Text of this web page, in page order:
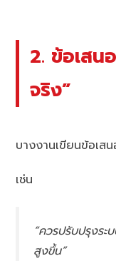
2. ข้อเสน
จริง”
บางงานเขียนข้อเส
เช่น
“ควรปรับปรุงระ
สูงขึ้น”